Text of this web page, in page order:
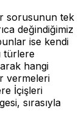
sorusunun tek
değindiğimiz
ise kendi
türlere
hangi
vermeleri
İçişleri
sırasıyla